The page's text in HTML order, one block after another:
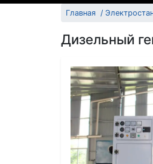
Главная
Дизельный